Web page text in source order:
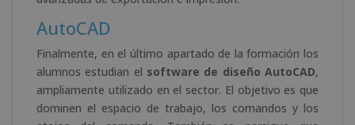
AutoCAD
Finalmente, en el último apartado de la formación los
alumnos estudian el software de diseño AutoCAD,
ampliamente utilizado en el sector. El objetivo es que
dominen el espacio de trabajo, los comandos y los